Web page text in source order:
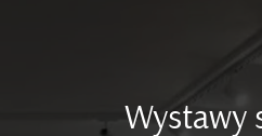
Wystawy